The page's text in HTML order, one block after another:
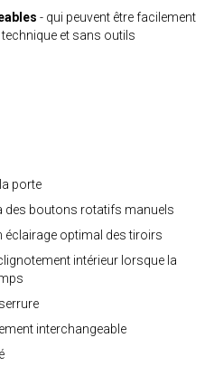
- qui peuvent être facilement
et sans outils
porte
des boutons rotatifs manuels
éclairage optimal des tiroirs
intérieur lorsque la
interchangeable